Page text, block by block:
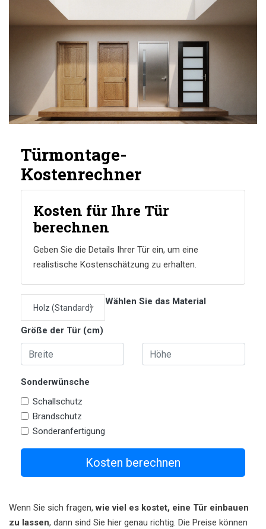
Türmontage-
Kostenrechner
Kosten für Ihre Tür
berechnen
Geben Sie die Details Ihrer Tür ein, um eine
realistische Kostenschätzung zu erhalten.
Wählen Sie das Material
Holz (Standard)
Größe der Tür (cm)
Sonderwünsche
Schallschutz
Brandschutz
Sonderanfertigung
Kosten berechnen
Wenn Sie sich fragen,wie viel es kostet, eine Tür einbauen
zu lassen, dann sind Sie hier genau richtig. Die Preise können